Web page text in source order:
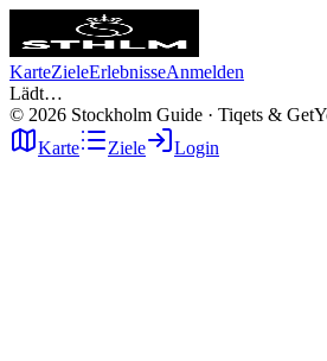
KarteZieleErlebnisseAnmelden
Lädt…
© 2026 Stockholm Guide · Tiqets &
Karte
Ziele Login